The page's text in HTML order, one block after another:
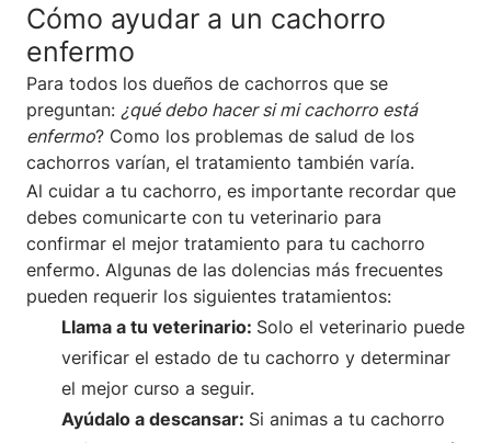
Cómo ayudar a un cachorro
enfermo
Para todos los dueños de cachorros que se
preguntan: ¿qué debo hacer si mi cachorro está
enfermo? Como los problemas de salud de los
cachorros varían, el tratamiento también varía.
Al cuidar a tu cachorro, es importante recordar que
debes comunicarte con tu veterinario para
confirmar el mejor tratamiento para tu cachorro
enfermo. Algunas de las dolencias más frecuentes
pueden requerir los siguientes tratamientos:
Llama a tu veterinario: Solo el veterinario puede
verificar el estado de tu cachorro y determinar
el mejor curso a seguir.
Ayúdalo a descansar: Si animas a tu cachorro